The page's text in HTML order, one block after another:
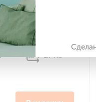
09 DRAGON ON-
27 м2